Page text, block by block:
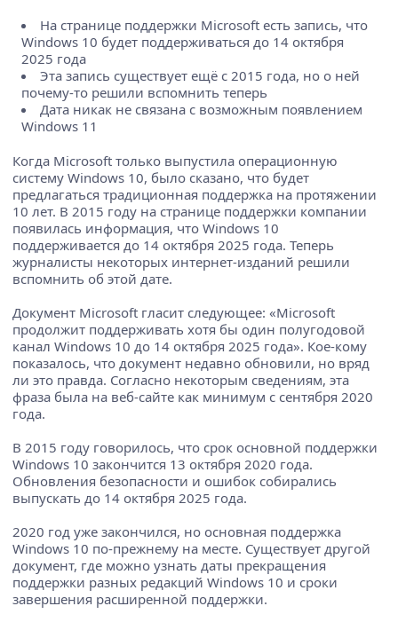
На странице поддержки Microsoft есть запись, что
Windows 10 будет поддерживаться до 14 октября
2025 года
Эта запись существует ещё с 2015 года, но о ней
почему-то решили вспомнить теперь
Дата никак не связана с возможным появлением
Windows 11
Когда Microsoft только выпустила операционную
систему Windows 10, было сказано, что будет
предлагаться традиционная поддержка на протяжении
10 лет. В 2015 году на странице поддержки компании
появилась информация, что Windows 10
поддерживается до 14 октября 2025 года. Теперь
журналисты некоторых интернет-изданий решили
вспомнить об этой дате.
Документ Microsoft гласит следующее: «Microsoft
продолжит поддерживать хотя бы один полугодовой
канал Windows 10 до 14 октября 2025 года». Кое-кому
показалось, что документ недавно обновили, но вряд
ли это правда. Согласно некоторым сведениям, эта
фраза была на веб-сайте как минимум с сентября 2020
года.
В 2015 году говорилось, что срок основной поддержки
Windows 10 закончится 13 октября 2020 года.
Обновления безопасности и ошибок собирались
выпускать до 14 октября 2025 года.
2020 год уже закончился, но основная поддержка
Windows 10 по-прежнему на месте. Существует другой
документ, где можно узнать даты прекращения
поддержки разных редакций Windows 10 и сроки
завершения расширенной поддержки.